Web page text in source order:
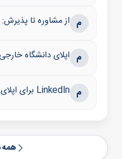
م از مشاوره تا
م اپلای دانشگاه خارجی: ۱۲ مرحله تا
م LinkedIn برای اپلای تحصیلی
همه